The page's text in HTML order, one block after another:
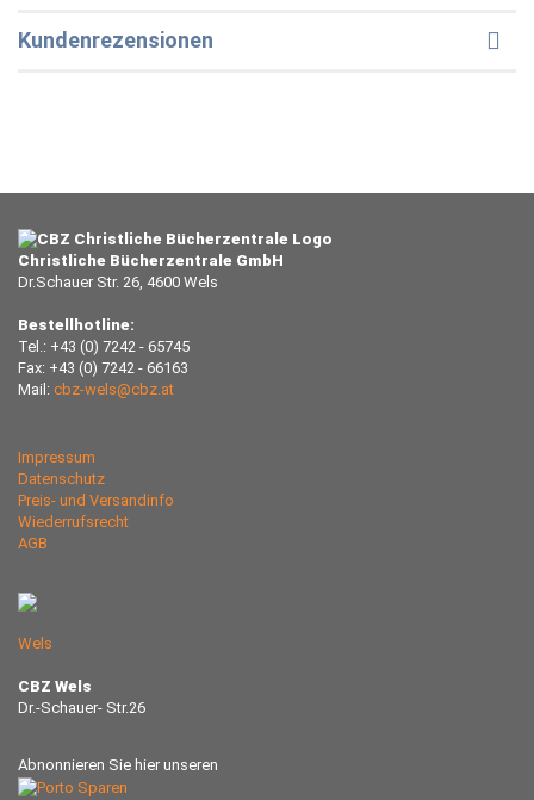
Kundenrezensionen
Christliche Bücherzentrale GmbH
Dr.Schauer Str. 26, 4600 Wels
Bestellhotline:
Tel.: +43 (0) 7242 - 65745
Fax: +43 (0) 7242 - 66163
Mail: cbz-wels@cbz.at
Impressum
Datenschutz
Preis- und Versandinfo
Wiederrufsrecht
AGB
Wels
CBZ Wels
Dr.-Schauer- Str.26
Abnonnieren Sie hier unseren